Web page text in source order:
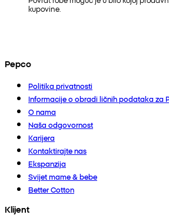
kupovine.
Pepco
Politika privatnosti
Informacije o obradi ličnih podataka za
O nama
Naša odgovornost
Karijera
Kontaktirajte nas
Ekspanzija
Svijet mame & bebe
Better Cotton
Klijent